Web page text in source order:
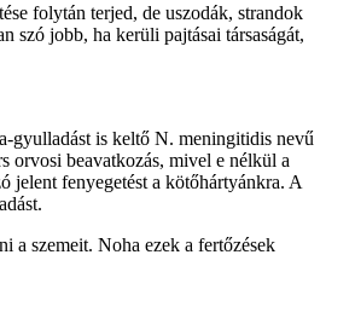
folytán terjed, de uszodák, strandok
szó jobb, ha kerüli pajtásai társaságát,
gyulladást is keltő N. meningitidis nevű
orvosi beavatkozás, mivel e nélkül a
jelent fenyegetést a kötőhártyánkra. A
a szemeit. Noha ezek a fertőzések